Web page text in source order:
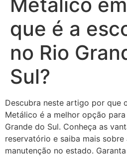
que é a
no Rio
Sul?
Descubra neste artigo por que
Metálico é a melhor opção
Grande do Sul. Conheça as
reservatório e saiba mais sobre
manutenção no estado.